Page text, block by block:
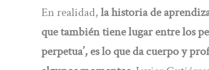
En realidad,la historia de
que también tiene lugar entre los
perpetua’, es lo que da cuerpo y